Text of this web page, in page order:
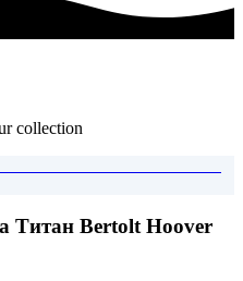
collection
Титан Bertolt Hoover